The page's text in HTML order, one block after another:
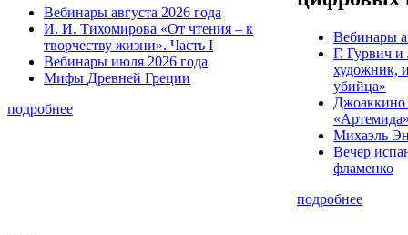
Вебинары августа 2026 года
И. И. Тихомирова «От чтения – к
творчеству жизни». Часть I
Вебинары июля 2026 года
Мифы Древней Греции
подробнее
Вебинары
Г. Гурвич
художник,
убийца»
Михаэль
Вечер
фламенко
подробнее